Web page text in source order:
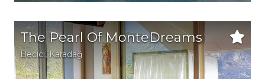
The Pearl Of MonteDreams
Becici, Karadağ